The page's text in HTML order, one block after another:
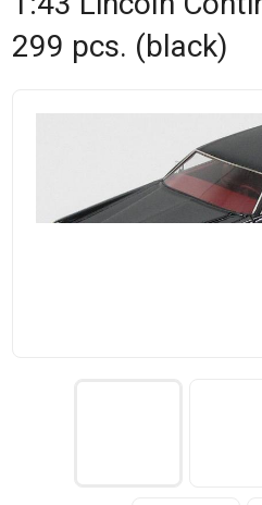
299 pcs. (black)